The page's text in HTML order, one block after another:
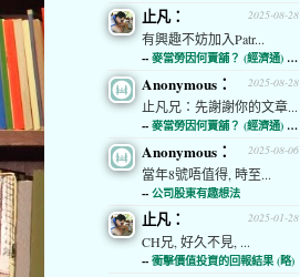
2025-08-28
止凡：
有興趣不妨加入Patr...
-- 麥當勞因何賣舖？ (經濟通) (略)
2025-08-28
Anonymous：
止凡兄：先謝謝你的文章...
-- 麥當勞因何賣舖？ (經濟通) (略)
2025-08-06
Anonymous：
當年8號唔值得, 時至...
-- 公司股東有趣想法
2025-01-28
止凡：
CH兄, 好久不見, ...
-- 衝擊價值投資的回報結果 (略)